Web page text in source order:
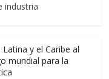
industria
Latina y el Caribe al
mundial para la